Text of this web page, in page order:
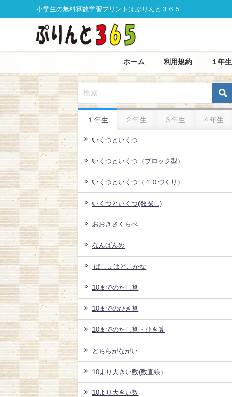
小学生の無料算数学習プリントはぷりんと３６５
ホーム 利用規約 １年生
１年生 ２年生 ３年生 ４年生
いくつといくつ
いくつといくつ（ブロック型）
いくつといくつ（１０づくり）
いくつといくつ(数探し)
おおきさくらべ
なんばんめ
ばしょはどこかな
10までのたし算
10までのひき算
10までのたし算・ひき算
どちらがながい
10より大きい数(数直線）
10より大きい数